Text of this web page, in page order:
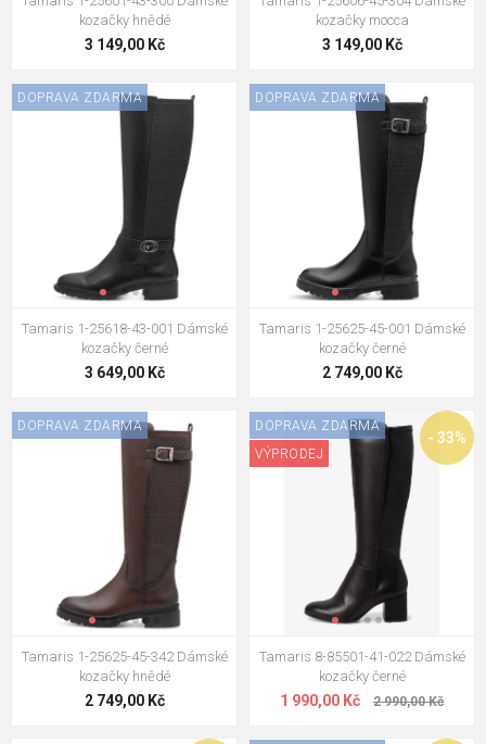
kozačky hnědé
3 149,00 Kč
kozačky mocca
3 149,00 Kč
DOPRAVA ZDARMA
Tamaris 1-25618-43-001 Dámské
kozačky černé
3 649,00 Kč
DOPRAVA ZDARMA
Tamaris 1-25625-45-001 Dámské
kozačky černé
2 749,00 Kč
DOPRAVA ZDARMA
Tamaris 1-25625-45-342 Dámské
kozačky hnědé
2 749,00 Kč
- 33%
DOPRAVA ZDARMA
VÝPRODEJ
Tamaris 8-85501-41-022 Dámské
kozačky černé
1 990,00 Kč 2 990,00 Kč